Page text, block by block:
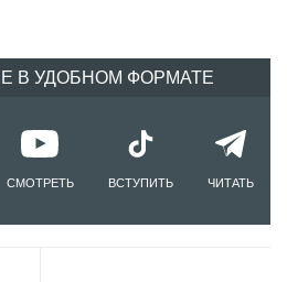
В УДОБНОМ ФОРМАТЕ
СМОТРЕТЬ ВСТУПИТЬ ЧИТАТЬ